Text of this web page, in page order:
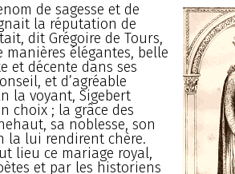
de sagesse et de
la réputation de
dit Grégoire de Tours,
élégantes, belle
et décente dans ses
et d’agréable
la voyant, Sigebert
choix ; la grâce des
sa noblesse, son
la lui rendirent chère.
lieu ce mariage royal,
et par les historiens